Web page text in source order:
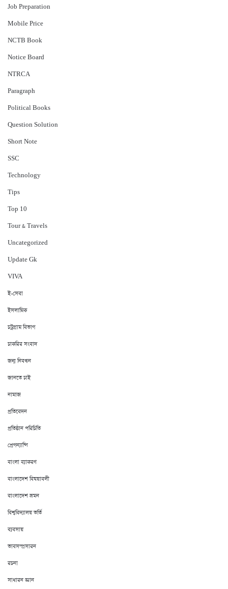
Job Preparation
Mobile Price
NCTB Book
Notice Board
NTRCA
Paragraph
Political Books
Question Solution
Short Note
‍SSC
Technology
Tips
Top 10
Tour & Travels
Uncategorized
Update Gk
VIVA
ই-সেবা
ইসলামিক
চট্রগ্রাম বিভাগ
চাকরির সংবাদ
জন্ম নিবন্ধন
জানতে চাই
নামাজ
প্রতিবেদন
প্রতিষ্ঠান পরিচিতি
প্রেগন্যান্সি
বাংলা ব্যাকরণ
বাংলাদেশ বিষয়াবলী
বাংলাদেশ ভ্রমন
বিশ্ববিদ্যালয় ভর্তি
ব্যবসায়
ভাবসম্প্রসারন
রচনা
সাধারন জ্ঞান